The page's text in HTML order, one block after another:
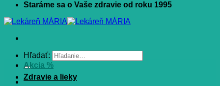
Staráme sa o Vaše zdravie od roku 1995
Hľadať:
Akcia %
Zdravie a lieky